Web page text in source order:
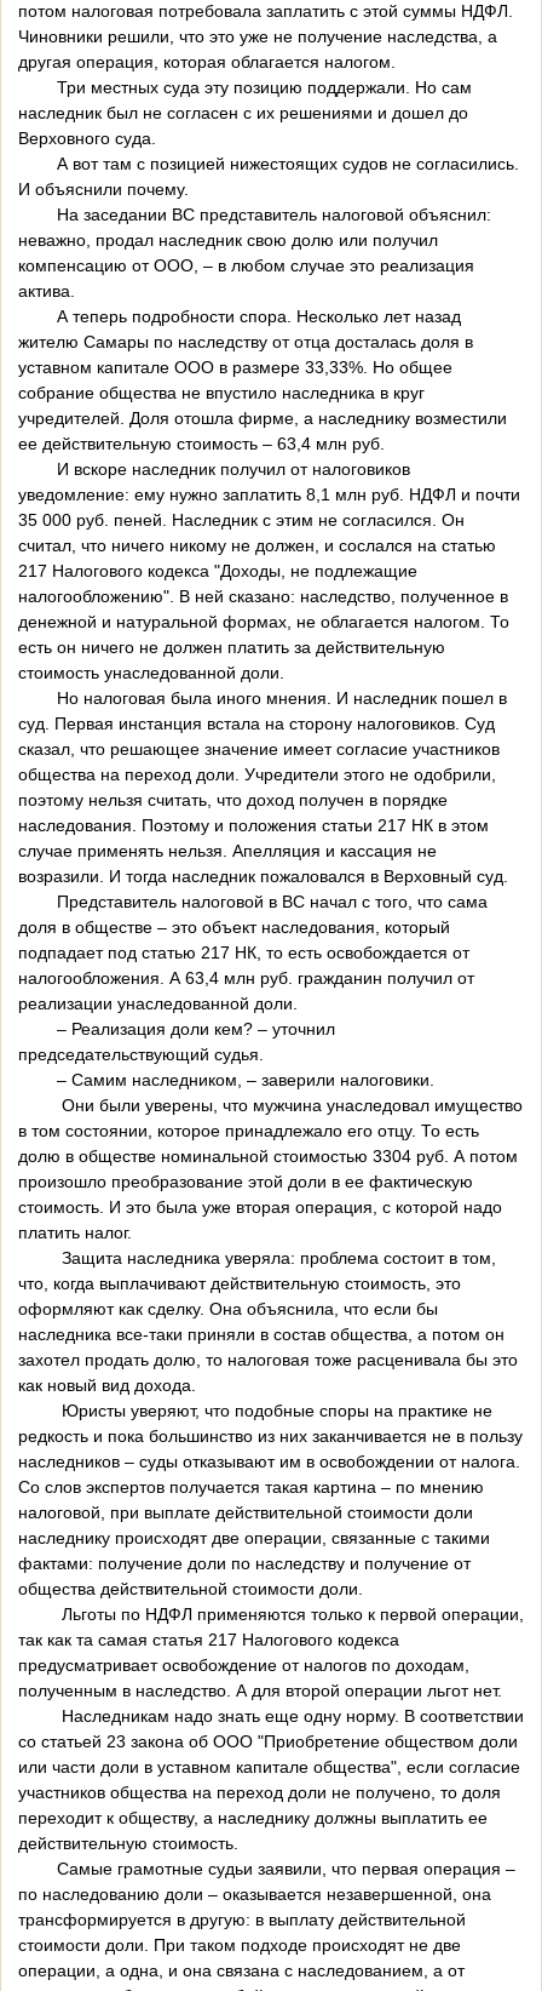
потом налоговая потребовала заплатить с этой суммы НДФЛ.
Чиновники решили, что это уже не получение наследства, а
другая операция, которая облагается налогом.
Три местных суда эту позицию поддержали. Но сам
наследник был не согласен с их решениями и дошел до
Верховного суда.
А вот там с позицией нижестоящих судов не согласились.
И объяснили почему.
На заседании ВС представитель налоговой объяснил:
неважно, продал наследник свою долю или получил
компенсацию от ООО, – в любом случае это реализация
актива.
А теперь подробности спора. Несколько лет назад
жителю Самары по наследству от отца досталась доля в
уставном капитале ООО в размере 33,33%. Но общее
собрание общества не впустило наследника в круг
учредителей. Доля отошла фирме, а наследнику возместили
ее действительную стоимость – 63,4 млн руб.
И вскоре наследник получил от налоговиков
уведомление: ему нужно заплатить 8,1 млн руб. НДФЛ и почти
35 000 руб. пеней. Наследник с этим не согласился. Он
считал, что ничего никому не должен, и сослался на статью
217 Налогового кодекса "Доходы, не подлежащие
налогообложению". В ней сказано: наследство, полученное в
денежной и натуральной формах, не облагается налогом. То
есть он ничего не должен платить за действительную
стоимость унаследованной доли.
Но налоговая была иного мнения. И наследник пошел в
суд. Первая инстанция встала на сторону налоговиков. Суд
сказал, что решающее значение имеет согласие участников
общества на переход доли. Учредители этого не одобрили,
поэтому нельзя считать, что доход получен в порядке
наследования. Поэтому и положения статьи 217 НК в этом
случае применять нельзя. Апелляция и кассация не
возразили. И тогда наследник пожаловался в Верховный суд.
Представитель налоговой в ВС начал с того, что сама
доля в обществе – это объект наследования, который
подпадает под статью 217 НК, то есть освобождается от
налогообложения. А 63,4 млн руб. гражданин получил от
реализации унаследованной доли.
– Реализация доли кем? – уточнил
председательствующий судья.
– Самим наследником, – заверили налоговики.
Они были уверены, что мужчина унаследовал имущество
в том состоянии, которое принадлежало его отцу. То есть
долю в обществе номинальной стоимостью 3304 руб. А потом
произошло преобразование этой доли в ее фактическую
стоимость. И это была уже вторая операция, с которой надо
платить налог.
Защита наследника уверяла: проблема состоит в том,
что, когда выплачивают действительную стоимость, это
оформляют как сделку. Она объяснила, что если бы
наследника все-таки приняли в состав общества, а потом он
захотел продать долю, то налоговая тоже расценивала бы это
как новый вид дохода.
Юристы уверяют, что подобные споры на практике не
редкость и пока большинство из них заканчивается не в пользу
наследников – суды отказывают им в освобождении от налога.
Со слов экспертов получается такая картина – по мнению
налоговой, при выплате действительной стоимости доли
наследнику происходят две операции, связанные с такими
фактами: получение доли по наследству и получение от
общества действительной стоимости доли.
Льготы по НДФЛ применяются только к первой операции,
так как та самая статья 217 Налогового кодекса
предусматривает освобождение от налогов по доходам,
полученным в наследство. А для второй операции льгот нет.
Наследникам надо знать еще одну норму. В соответствии
со статьей 23 закона об ООО "Приобретение обществом доли
или части доли в уставном капитале общества", если согласие
участников общества на переход доли не получено, то доля
переходит к обществу, а наследнику должны выплатить ее
действительную стоимость.
Самые грамотные судьи заявили, что первая операция –
по наследованию доли – оказывается незавершенной, она
трансформируется в другую: в выплату действительной
стоимости доли. При таком подходе происходят не две
операции, а одна, и она связана с наследованием, а от